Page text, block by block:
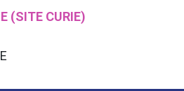
(SITE CURIE)